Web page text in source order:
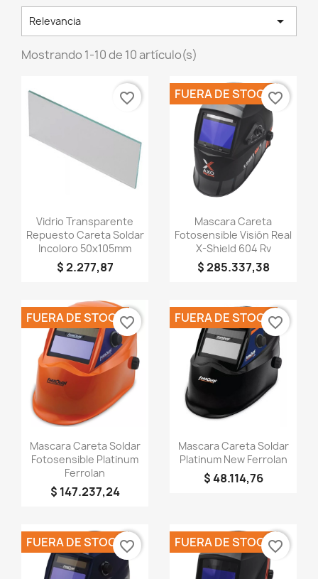
Relevancia 
Mostrando 1-10 de 10 artículo(s)
Vista rápida
Vidrio Transparente
Repuesto Careta Soldar
Incoloro 50x105mm
$ 2.277,87
favorite_border
Vista rápida
Mascara Careta
Fotosensible Visión Real
X-Shield 604 Rv
$ 285.337,38
FUERA DE STOCKfavorite_border
Vista rápida
Mascara Careta Soldar
Fotosensible Platinum
Ferrolan
$ 147.237,24
FUERA DE STOCKfavorite_border
Vista rápida
Mascara Careta Soldar
Platinum New Ferrolan
$ 48.114,76
FUERA DE STOCKfavorite_border
FUERA DE STOCKfavorite_border FUERA DE STOCKfavorite_border